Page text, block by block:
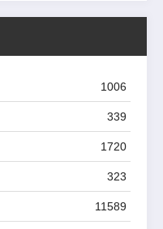
1006
339
1720
323
11589